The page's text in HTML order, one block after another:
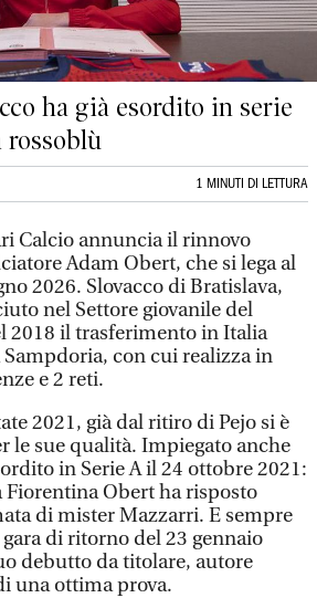
ha già esordito in serie
rossoblù
1 MINUTI DI LETTURA
Calcio annuncia il rinnovo
Adam Obert, che si lega al
2026. Slovacco di Bratislava,
nel Settore giovanile del
2018 il trasferimento in Italia
con cui realizza in
e 2 reti.
2021, già dal ritiro di Pejo si è
le sue qualità. Impiegato anche
in Serie A il 24 ottobre 2021:
Fiorentina Obert ha risposto
di mister Mazzarri. E sempre
di ritorno del 23 gennaio
debutto da titolare, autore
una ottima prova.